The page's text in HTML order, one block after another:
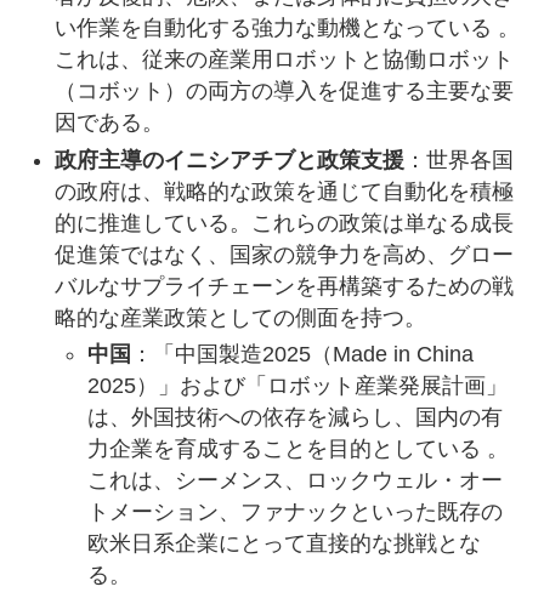
い作業を自動化する強力な動機となっている 。
これは、従来の産業用ロボットと協働ロボット
（コボット）の両方の導入を促進する主要な要
因である。
政府主導のイニシアチブと政策支援 ：世界各国
の政府は、戦略的な政策を通じて自動化を積極
的に推進している。これらの政策は単なる成長
促進策ではなく、国家の競争力を高め、グロー
バルなサプライチェーンを再構築するための戦
略的な産業政策としての側面を持つ。
中国 ：「中国製造2025（Made in China
2025）」および「ロボット産業発展計画」
は、外国技術への依存を減らし、国内の有
力企業を育成することを目的としている 。
これは、シーメンス、ロックウェル・オー
トメーション、ファナックといった既存の
欧米日系企業にとって直接的な挑戦とな
る。